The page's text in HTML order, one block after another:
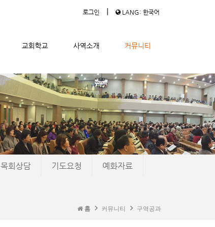
로그인 | LANG: 한국어
교회학교 사역소개 커뮤니티
목회상담 기도요청 예화자료
홈 커뮤니티 구역공과